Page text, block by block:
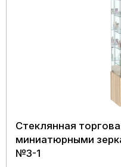
Стеклянная
миниатюрными
№3-1